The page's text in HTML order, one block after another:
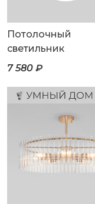
Потолочный
светильник
7 580 ₽